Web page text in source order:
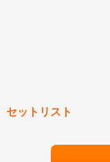
セットリスト